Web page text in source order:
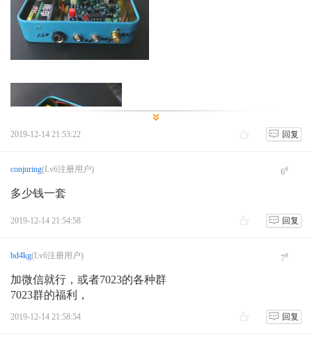
2019-12-14 21:53:22 回复
conjuring(Lv6注册用户) 6#
多少钱一套
2019-12-14 21:54:58 回复
bd4kg(Lv6注册用户) 7#
加微信就行，或者7023的各种群
7023群的福利，
2019-12-14 21:58:54 回复